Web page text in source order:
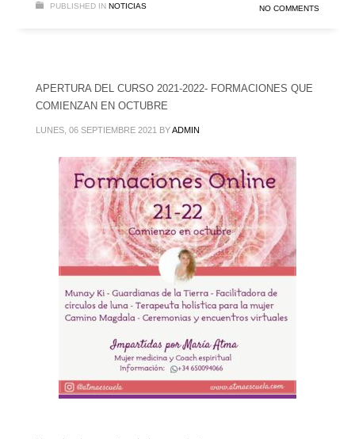
PUBLISHED IN NOTICIAS NO COMMENTS
APERTURA DEL CURSO 2021-2022- FORMACIONES QUE
COMIENZAN EN OCTUBRE
LUNES, 06 SEPTIEMBRE 2021 BYADMIN